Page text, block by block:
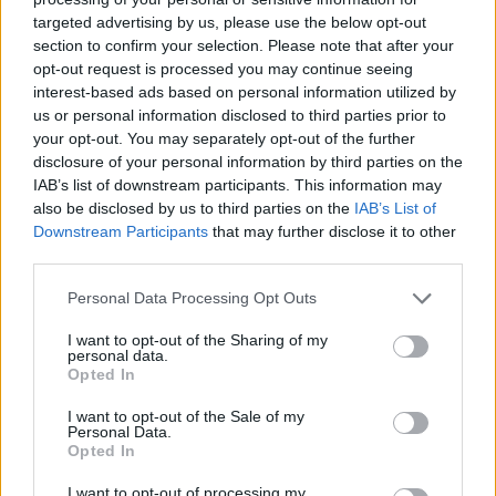
targeted advertising by us, please use the below opt-out
section to confirm your selection. Please note that after your
opt-out request is processed you may continue seeing
interest-based ads based on personal information utilized by
us or personal information disclosed to third parties prior to
your opt-out. You may separately opt-out of the further
disclosure of your personal information by third parties on the
IAB’s list of downstream participants. This information may
also be disclosed by us to third parties on the IAB’s List of
Downstream Participants that may further disclose it to other
Personal Data Processing Opt Outs
I want to opt-out of the Sharing of my
personal data.
Opted In
I want to opt-out of the Sale of my
Personal Data.
Opted In
I want to opt-out of processing my
In conclusione, prima di acquistare il Pocket
Massager o qualsiasi altro dispositivo di
massaggio, è sempre consigliabile leggere le
recensioni online, confrontare le opinioni dei
clienti e valutare se il prodotto possa soddisfare
le proprie necessità.
Sito web ufficiale Pocket Massager